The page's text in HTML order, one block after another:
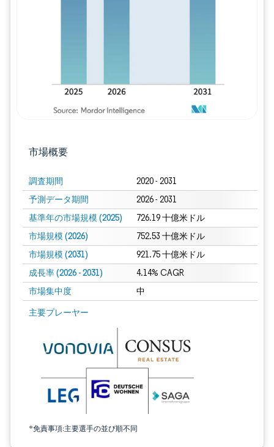
市場概要
調査期間 2020 - 2031
予測データ期間 2026 - 2031
基準年の市場規模 (2025) 726.19 十億米ドル
市場規模 (2026) 752.53 十億米ドル
市場規模 (2031) 921.75 十億米ドル
成長率 (2026 - 2031) 4.14% CAGR
市場集中度 中
主要プレーヤー
*免責事項:主要選手の並び順不同
画像 © Mordor Intelligence。再利用にはCC BY 4.0の表示が必要です。